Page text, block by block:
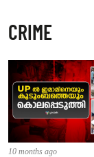
CRIME
10 months ago